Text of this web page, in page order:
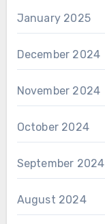
January 2025
December 2024
November 2024
October 2024
September 2024
August 2024